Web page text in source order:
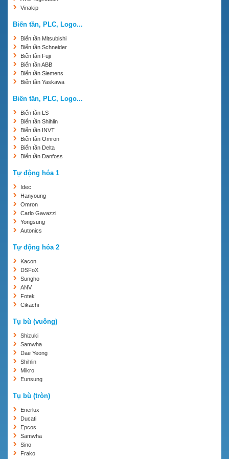
Vinakip
Biến tần, PLC, Logo...
Biến tần Mitsubishi
Biến tần Schneider
Biến tần Fuji
Biến tần ABB
Biến tần Siemens
Biến tần Yaskawa
Biến tần, PLC, Logo...
Biến tần LS
Biến tần Shihlin
Biến tần INVT
Biến tần Omron
Biến tần Delta
Biến tần Danfoss
Tự động hóa 1
Idec
Hanyoung
Omron
Carlo Gavazzi
Yongsung
Autonics
Tự động hóa 2
Kacon
DSFoX
Sungho
ANV
Fotek
Cikachi
Tụ bù (vuông)
Shizuki
Samwha
Dae Yeong
Shihlin
Mikro
Eunsung
Tụ bù (tròn)
Enerlux
Ducati
Epcos
Samwha
Sino
Frako